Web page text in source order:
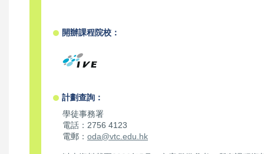
開辦課程院校：
計劃查詢：
學徒事務署
電話：2756 4123
電郵： oda@vtc.edu.hk